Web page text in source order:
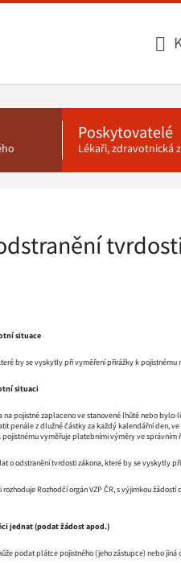
Poskytovatelé
Lékaři, zdravotnická
situace
by se vyskytly při vyměření přirážky k pojistnému
situaci
pojistné zaplaceno ve stanovené lhůtě nebo
penále z dlužné částky za každý kalendářní den,
vyměřuje platebními výměry ve
o odstranění tvrdosti zákona, které by se vyskytly
Rozhodčí orgán VZP ČR, s výjimkou
jednat (podat žádost apod.)
podat plátce pojistného (jeho zástupce) nebo jiná